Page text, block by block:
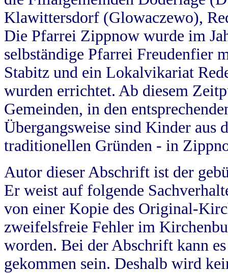
Klawittersdorf (Glowaczewo),
Die Pfarrei Zippnow wurde im
selbständige Pfarrei Freudenfier
Stabitz und ein Lokalvikariat
wurden errichtet. Ab diesem
Gemeinden, in den
Übergangsweise sind Kinder aus
traditionellen Gründen - in
Autor dieser Abschrift ist der
Er weist auf folgende
von einer Kopie des Original-
zweifelsfreie Fehler im
worden. Bei der Abschrift kann
gekommen sein. Deshalb wird